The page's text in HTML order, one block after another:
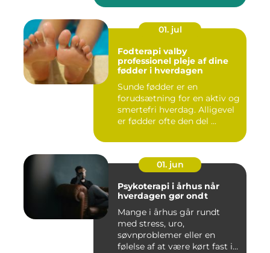
01. jul
Fodterapi valby
professionel pleje af dine
fødder i hverdagen
Sunde fødder er en
forudsætning for en aktiv og
smertefri hverdag. Alligevel
er fødder ofte den del ...
01. jun
Psykoterapi i århus når
hverdagen gør ondt
Mange i århus går rundt
med stress, uro,
søvnproblemer eller en
følelse af at være kørt fast i